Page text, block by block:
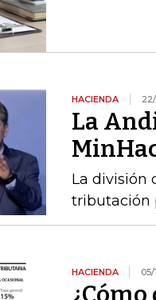
HACIENDA
La
La división
tributación
HACIENDA